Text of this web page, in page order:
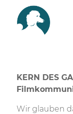
KERN DES
Wir glauben